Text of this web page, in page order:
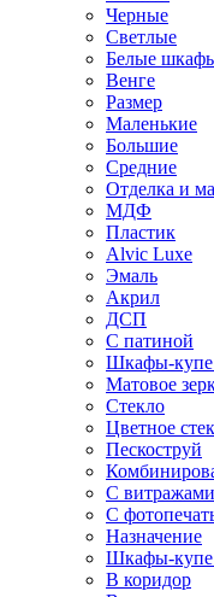
Черные
Светлые
Белые
Венге
Размер
Маленькие
Большие
Средние
Отделка и
МДФ
Пластик
Alvic Luxe
Эмаль
Акрил
ДСП
С патиной
Шкафы-купе
Матовое
Стекло
Цветное
Пескоструй
С витражами
С
Назначение
Шкафы-купе
В коридор